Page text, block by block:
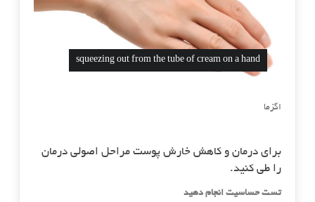
squeezing out from the tube of cream on a hand
اگزما
برای درمان و کاهش خارش پوست مراحل اصولی درمان
را طی کنید.
تست حساسیت انجام دهید